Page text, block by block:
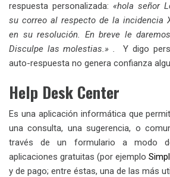
respuesta personalizada: «hola señor
su correo al respecto de la incidencia
en su resolución. En breve le
Disculpe las molestias.» .
Y digo
auto-respuesta no genera confianza
Help Desk Center
Es una aplicación informática que
una consulta, una sugerencia, o
través de un formulario a modo
aplicaciones gratuitas (por ejemplo
y de pago; entre éstas, una de las más